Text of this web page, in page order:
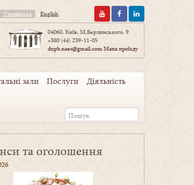
Українська English
04060, Київ, М.Берлинського, 9
+380 (44) 239-11-05
dnpb.naes@gmail.comМапа проїзду
зали Послуги
Діяльність
та оголошення